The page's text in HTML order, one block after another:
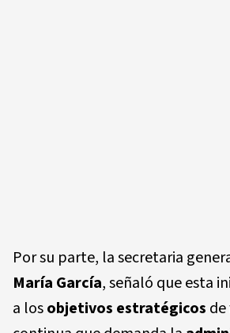
Por su parte, la secretaria
María García, señaló que esta
a losobjetivos estratégicos